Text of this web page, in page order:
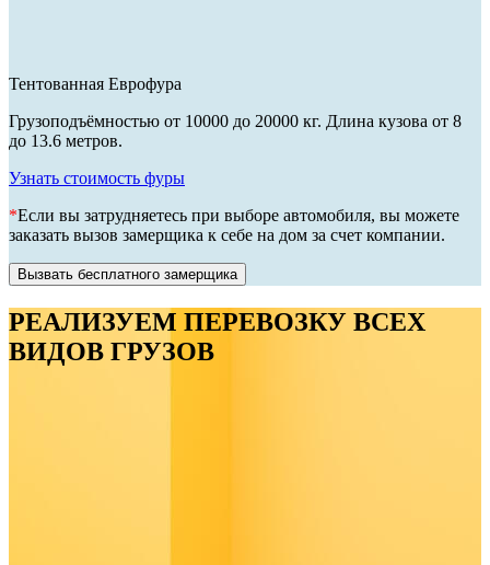
Тентованная Еврофура
Грузоподъёмностью от 10000 до 20000 кг. Длина кузова от 8
до 13.6 метров.
Узнать стоимость фуры
*Если вы затрудняетесь при выборе автомобиля, вы можете
заказать вызов замерщика к себе на дом за счет компании.
Вызвать бесплатного замерщика
РЕАЛИЗУЕМ ПЕРЕВОЗКУ ВСЕХ
ВИДОВ ГРУЗОВ